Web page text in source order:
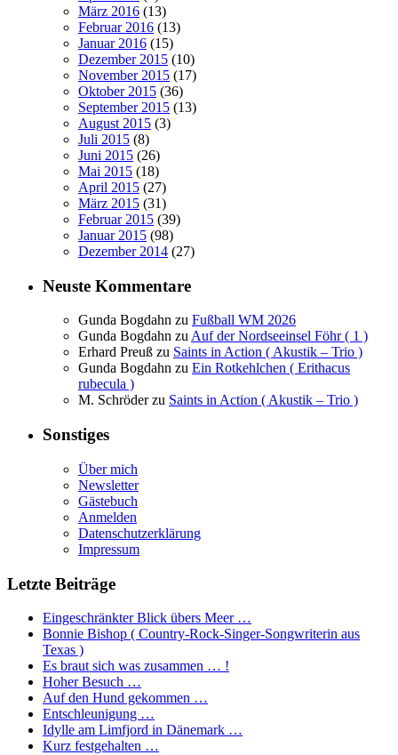
März 2016 (13)
Februar 2016 (13)
Januar 2016 (15)
Dezember 2015 (10)
November 2015 (17)
Oktober 2015 (36)
September 2015 (13)
August 2015 (3)
Juli 2015 (8)
Juni 2015 (26)
Mai 2015 (18)
April 2015 (27)
März 2015 (31)
Februar 2015 (39)
Januar 2015 (98)
Dezember 2014 (27)
Neuste Kommentare
Gunda Bogdahn zu Fußball WM 2026
Gunda Bogdahn zu Auf der Nordseeinsel Föhr ( 1 )
Erhard Preuß zu Saints in Action ( Akustik – Trio )
Gunda Bogdahn zu Ein Rotkehlchen ( Erithacus
rubecula )
M. Schröderzu Saints in Action ( Akustik – Trio )
Sonstiges
Über mich
Newsletter
Gästebuch
Anmelden
Datenschutzerklärung
Impressum
Letzte Beiträge
Eingeschränkter Blick übers Meer …
Bonnie Bishop ( Country-Rock-Singer-Songwriterin aus
Texas )
Es braut sich was zusammen … !
Hoher Besuch …
Auf den Hund gekommen …
Entschleunigung …
Idylle am Limfjord in Dänemark …
Kurz festgehalten …